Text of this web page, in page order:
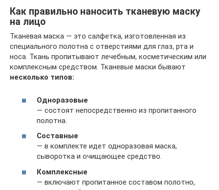
Как правильно наносить тканевую маску
на лицо
Тканевая маска — это салфетка, изготовленная из
специального полотна с отверстиями для глаз, рта и
носа. Ткань пропитывают лечебным, косметическим или
комплексным средством. Тканевые маски бывают
несколько типов:
Одноразовые
— состоят непосредственно из пропитанного
полотна.
Составные
— в комплекте идет одноразовая маска,
сыворотка и очищающее средство.
Комплексные
— включают пропитанное составом полотно,